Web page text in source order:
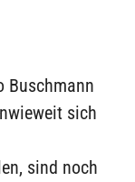
Buschmann
sich
sind noch